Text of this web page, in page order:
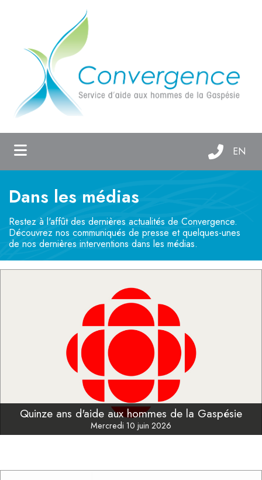
(Qui sommes-nous? )
(Services d'aide )
(Maison Oxygène )
EN
Dans les médias
Restez à l'affût des dernières actualités de Convergence.
Découvrez nos communiqués de presse et quelques-unes
de nos dernières interventions dans les médias.
Quinze ans d'aide aux hommes de la Gaspésie
Mercredi 10 juin 2026